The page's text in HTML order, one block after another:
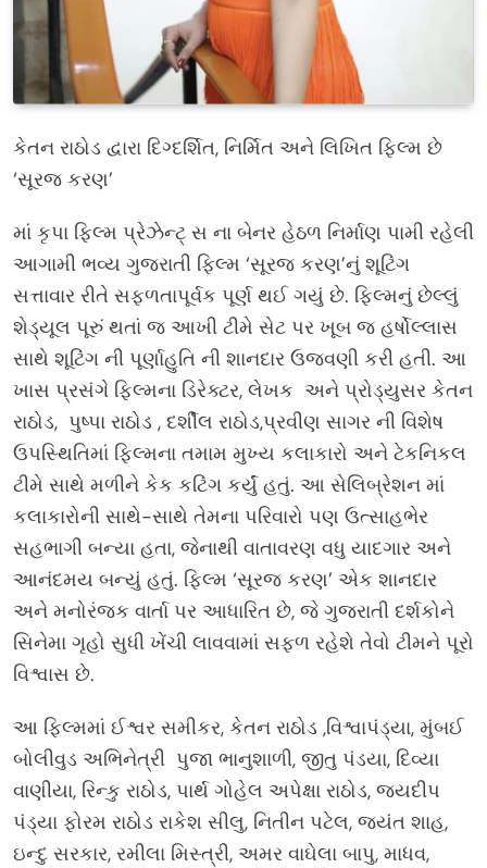
કેતન રાઠોડ દ્વારા દિગ્દર્શિત, નિર્મિત અને લિખિત ફિલ્મ છે
‘સૂરજ કરણ’
માં કૃપા ફિલ્મ પ્રેઝેન્ટ્ સ ના બેનર હેઠળ નિર્માણ પામી રહેલી
આગામી ભવ્ય ગુજરાતી ફિલ્મ ‘સૂરજ કરણ’નું શૂટિંગ
સત્તાવાર રીતે સફળતાપૂર્વક પૂર્ણ થઈ ગયું છે. ફિલ્મનું છેલ્લું
શેડ્યૂલ પૂરું થતાં જ આખી ટીમે સેટ પર ખૂબ જ હર્ષોલ્લાસ
સાથે શૂટિંગ ની પૂર્ણાહુતિ ની શાનદાર ઉજવણી કરી હતી. આ
ખાસ પ્રસંગે ફિલ્મના ડિરેક્ટર, લેખક અને પ્રોડ્યુસર કેતન
રાઠોડ, પુષ્પા રાઠોડ , દર્શીલ રાઠોડ,પ્રવીણ સાગર ની વિશેષ
ઉપસ્થિતિમાં ફિલ્મના તમામ મુખ્ય કલાકારો અને ટેકનિકલ
ટીમે સાથે મળીને કેક કટિંગ કર્યું હતું. આ સેલિબ્રેશન માં
કલાકારોની સાથે-સાથે તેમના પરિવારો પણ ઉત્સાહભેર
સહભાગી બન્યા હતા, જેનાથી વાતાવરણ વધુ યાદગાર અને
આનંદમય બન્યું હતું. ફિલ્મ ‘સૂરજ કરણ’ એક શાનદાર
અને મનોરંજક વાર્તા પર આધારિત છે, જે ગુજરાતી દર્શકોને
સિનેમા ગૃહો સુધી ખેંચી લાવવામાં સફળ રહેશે તેવો ટીમને પૂરો
વિશ્વાસ છે.
આ ફિલ્મમાં ઈશ્વર સમીકર, કેતન રાઠોડ ,વિશ્વાપંડ્યા, મુંબઈ
બોલીવુડ અભિનેત્રી પુજા ભાનુશાળી, જીતુ પંડયા, દિવ્યા
વાણીયા, રિન્કુ રાઠોડ, પાર્થ ગોહેલ અપેક્ષા રાઠોડ, જયદીપ
પંડ્યા ફોરમ રાઠોડ રાકેશ સીલુ, નિતીન પટેલ, જયંત શાહ,
ઇન્દુ સરકાર, રમીલા મિસ્ત્રી, અમર વાઘેલા બાપુ, માધવ,